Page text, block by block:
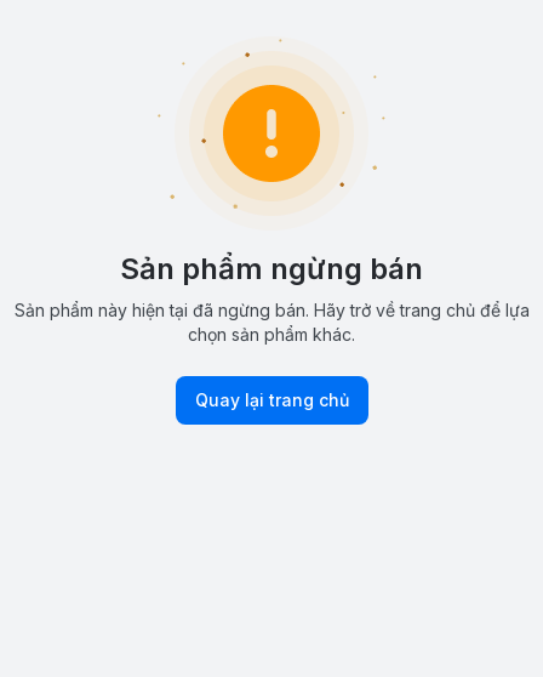
Sản phẩm ngừng bán
Sản phẩm này hiện tại đã ngừng bán. Hãy trở về trang chủ để lựa
chọn sản phẩm khác.
Quay lại trang chủ